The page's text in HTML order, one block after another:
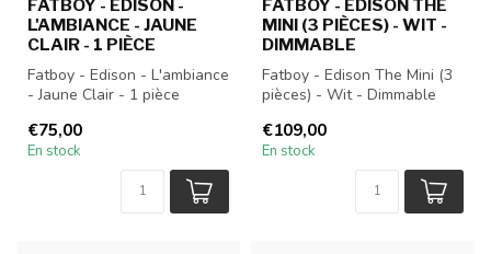
FATBOY - EDISON -
L'AMBIANCE - JAUNE
CLAIR - 1 PIÈCE
Fatboy - Edison - L'ambiance
- Jaune Clair - 1 pièce
€75,00
En stock
FATBOY - EDISON THE
MINI (3 PIÈCES) - WIT -
DIMMABLE
Fatboy - Edison The Mini (3
pièces) - Wit - Dimmable
€109,00
En stock